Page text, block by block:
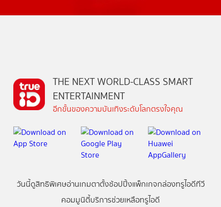
THE NEXT WORLD-CLASS SMART
ENTERTAINMENT
อีกขั้นของความบันเทิงระดับโลกตรงใจคุณ
วันนี้ดูสิทธิพิเศษอ่านเกมตาตั้งช้อปปิ้งแพ็กเกจกล่องทรูไอดีทีวี
คอมมูนิตี้บริการช่วยเหลือทรูไอดี